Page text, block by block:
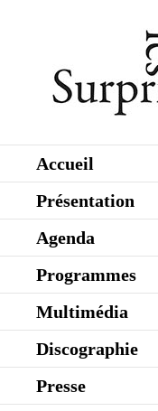
Accueil
Présentation
Agenda
Programmes
Multimédia
Discographie
Presse